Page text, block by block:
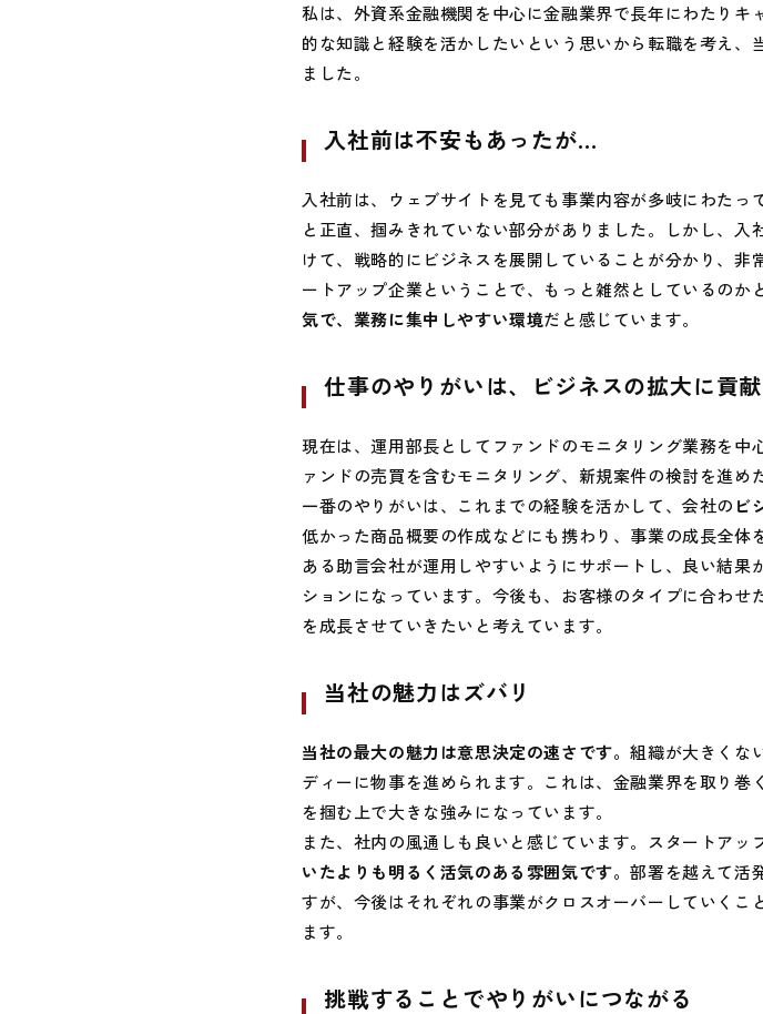
私は、外資系金融機関を中心に金融業界で長年にわたり
的な知識と経験を活かしたいという思いから転職を考え、
ました。
入社前は不安もあったが…
入社前は、ウェブサイトを見ても事業内容が多岐にわたっ
と正直、掴みきれていない部分がありました。しかし、
けて、戦略的にビジネスを展開していることが分かり、
ートアップ企業ということで、もっと雑然としているのか
気で、業務に集中しやすい環境だと感じています。
仕事のやりがいは、ビジネスの拡大に貢
現在は、運用部長としてファンドのモニタリング業務を
ァンドの売買を含むモニタリング、新規案件の検討を進め
一番のやりがいは、これまでの経験を活かして、会社の ビ
低かった商品概要の作成などにも携わり、事業の成長全
ある助言会社が運用しやすいようにサポートし、良い結
ションになっています。今後も、お客様のタイプに合わ
を成長させていきたいと考えています。
当社の魅力はズバリ
当社の最大の魅力は意思決定の速さです。組織が大きくな
ディーに物事を進められます。これは、金融業界を取り
を掴む上で大きな強みになっています。
また、社内の風通しも良いと感じています。スタートアッ
いたよりも明るく活気のある雰囲気です。部署を越えて活
すが、今後はそれぞれの事業がクロスオーバーしていく
ます。
挑戦することでやりがいにつながる